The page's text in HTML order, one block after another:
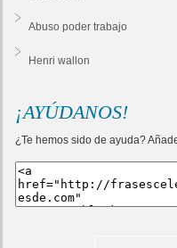
Abuso poder trabajo
Henri wallon
¡AYÚDANOS!
¿Te hemos sido de ayuda?